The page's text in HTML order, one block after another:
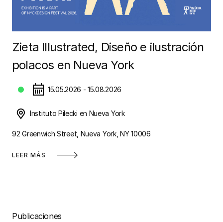
Zieta Illustrated, Diseño e ilustración
polacos en Nueva York
15.05.2026 - 15.08.2026
Instituto Pilecki en Nueva York
92 Greenwich Street, Nueva York, NY 10006
LEER MÁS
Publicaciones